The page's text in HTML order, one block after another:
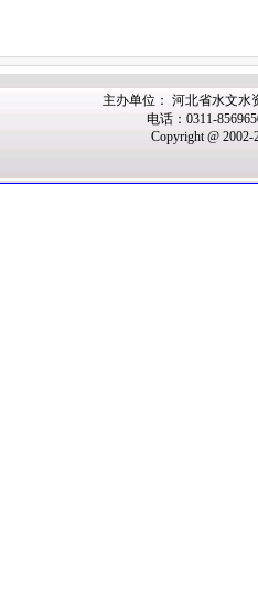
主办单位： 河北省水文水
电话：0311-
Copyright @ 2002-